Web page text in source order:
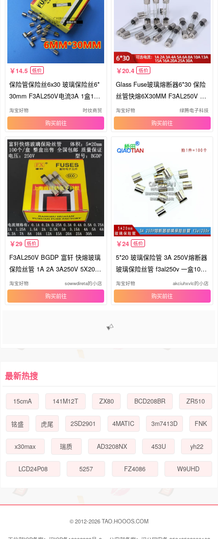
14.5 低价
保险管保险丝6x30 玻璃保险丝6*
30mm F3AL250V电流3A 1盒100
个
淘宝好物 时纹商贸
购买
20.4 低价
Glass Fuse玻璃熔断器6*30 保险
丝管快熔6X30MM F3AL250V 10
0只/
淘宝好物 绿腾电子科技
购买
29 低价
F3AL250V BGDP 富轩 快熔玻璃
保险丝管 1A 2A 3A250V 5X20m
m BGXP
淘宝好物 sowwdireta的小店
购买
24 低价
5*20 玻璃保险管 3A 250V熔断器
玻璃保险丝管 f3al250v 一盒100
只
淘宝好物 akciuhxvlc的小店
购买
3
最新热搜
15cmA 141M12T ZX80 BCD208BR ZR510
铭盛 虎尾 2SD2901 4MATIC 3m7413D FNK
x30max 瑞质 AD3208NX 453U yh22
LCD24P08 5257 FZ4086 W9UHD
© 2012-2026 TAO.HOOOS.COM